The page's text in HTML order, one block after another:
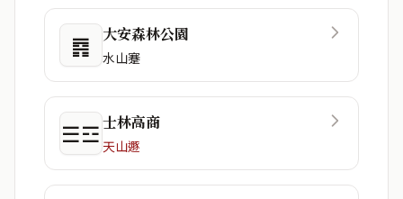
䷴ 大安森林公園
水山蹇
☰☲士林高商
天山遯